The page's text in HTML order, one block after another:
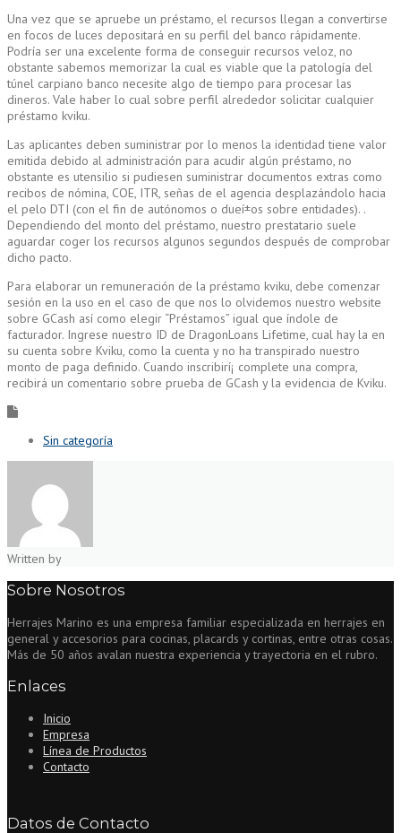
Una vez que se apruebe un préstamo, el recursos llegan a convertirse
en focos de luces depositará en su perfil del banco rápidamente.
Podría ser una excelente forma de conseguir recursos veloz, no
obstante sabemos memorizar la cual es viable que la patologí­a del
túnel carpiano banco necesite algo de tiempo para procesar las
dineros. Vale haber lo cual sobre perfil alrededor solicitar cualquier
préstamo kviku.
Las aplicantes deben suministrar por lo menos la identidad tiene valor
emitida debido al administración para acudir algún préstamo, no
obstante es utensilio si pudiesen suministrar documentos extras como
recibos de nómina, COE, ITR, señas de el agencia desplazándolo hacia
el pelo DTI (con el fin de autónomos o dueí±os sobre entidades). .
Dependiendo del monto del préstamo, nuestro prestatario suele
aguardar coger los recursos algunos segundos después de comprobar
dicho pacto.
Para elaborar un remuneración de la préstamo kviku, debe comenzar
sesión en la uso en el caso de que nos lo olvidemos nuestro website
sobre GCash así­ como elegir “Préstamos” igual que índole de
facturador. Ingrese nuestro ID de DragonLoans Lifetime, cual hay la en
su cuenta sobre Kviku, como la cuenta y no ha transpirado nuestro
monto de paga definido. Cuando inscribirí¡ complete una compra,
recibirá un comentario sobre prueba de GCash y la evidencia de Kviku.
Sin categoría
Written by
Sobre Nosotros
Herrajes Marino es una empresa familiar especializada en herrajes en
general y accesorios para cocinas, placards y cortinas, entre otras cosas.
Más de 50 años avalan nuestra experiencia y trayectoria en el rubro.
Enlaces
Inicio
Empresa
Línea de Productos
Contacto
Datos de Contacto